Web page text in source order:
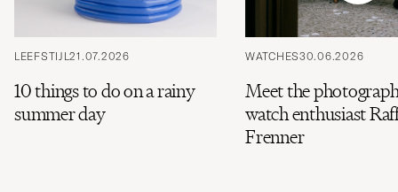
LEEFSTIJL21.07.2026
10 things to do on a rainy
summer day
WATCHES30.06.2026
Meet the
watch enthusiast
Frenner